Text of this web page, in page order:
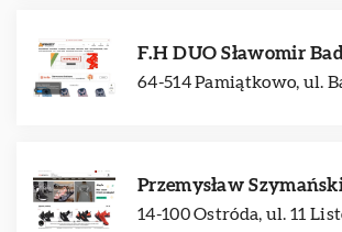
F.H DUO Sławomir
64-514 Pamiątkowo, ul.
Przemysław
14-100 Ostróda, ul. 11